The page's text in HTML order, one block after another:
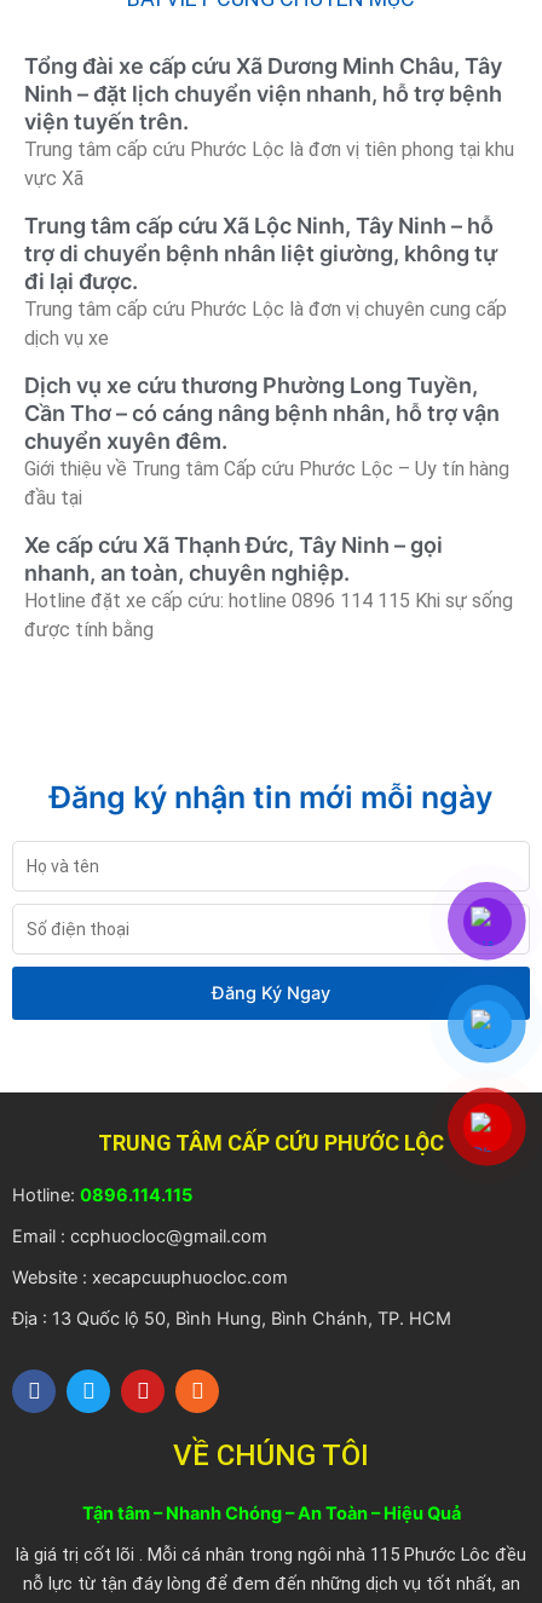
Tổng đài xe cấp cứu Xã Dương Minh Châu, Tây
Ninh – đặt lịch chuyển viện nhanh, hỗ trợ bệnh
viện tuyến trên.
Trung tâm cấp cứu Phước Lộc là đơn vị tiên phong tại khu
vực Xã
Trung tâm cấp cứu Xã Lộc Ninh, Tây Ninh – hỗ
trợ di chuyển bệnh nhân liệt giường, không tự
đi lại được.
Trung tâm cấp cứu Phước Lộc là đơn vị chuyên cung cấp
dịch vụ xe
Dịch vụ xe cứu thương Phường Long Tuyền,
Cần Thơ – có cáng nâng bệnh nhân, hỗ trợ vận
chuyển xuyên đêm.
Giới thiệu về Trung tâm Cấp cứu Phước Lộc – Uy tín hàng
đầu tại
Xe cấp cứu Xã Thạnh Đức, Tây Ninh – gọi
nhanh, an toàn, chuyên nghiệp.
Hotline đặt xe cấp cứu: hotline 0896 114 115 Khi sự sống
được tính bằng
Đăng ký nhận tin mới mỗi ngày
Họ
và
tên
Số
điện
thoại
Đăng Ký Ngay
TRUNG TÂM CẤP CỨU PHƯỚC LỘC
Hotline: 0896.114.115
Email : ccphuocloc@gmail.com
Website : xecapcuuphuocloc.com
Địa : 13 Quốc lộ 50, Bình Hung, Bình Chánh, TP. HCM
F
a
T
w
r
Y
o
e
R
s
VỀ CHÚNG TÔI
Tận tâm – Nhanh Chóng – An Toàn – Hiệu Quả
là giá trị cốt lõi . Mỗi cá nhân trong ngôi nhà 115 Phước Lôc đều
nỗ lực từ tận đáy lòng để đem đến những dịch vụ tốt nhất, an